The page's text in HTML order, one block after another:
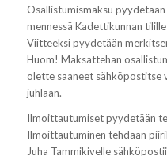
Osallistumismaksu
mennessä Kadettikunnan
Viitteeksi pyydetään
Huom! Maksattehan
olette saaneet sähköpostitse
juhlaan.
Ilmoittautumiset pyydetään
Ilmoittautuminen tehdään
Juha Tammikivelle